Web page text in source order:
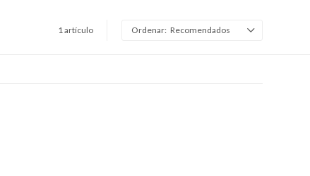
1 artículo Recomendados